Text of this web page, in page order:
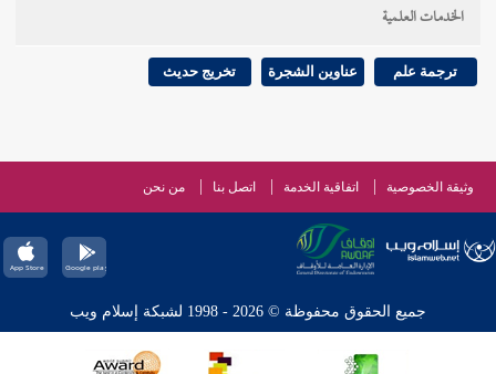
الخدمات العلمية
ترجمة علم عناوين الشجرة تخريج حديث
وثيقة الخصوصية اتفاقية الخدمة اتصل بنا من نحن
جميع الحقوق محفوظة © 2026 - 1998 لشبكة إسلام ويب